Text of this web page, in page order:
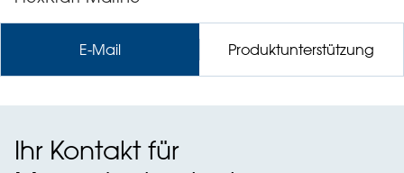
E-Mail Produktunterstützung
Ihr Kontakt für